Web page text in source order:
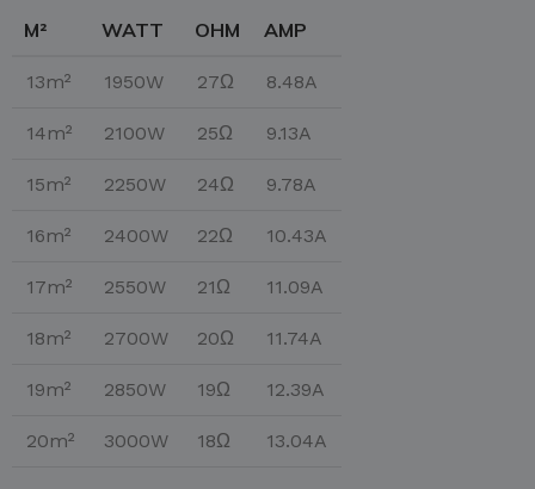
M² WATT OHM AMP
13m² 1950W 27Ω 8.48A
14m² 2100W 25Ω 9.13A
15m² 2250W 24Ω 9.78A
16m² 2400W 22Ω 10.43A
17m² 2550W 21Ω 11.09A
18m² 2700W 20Ω 11.74A
19m² 2850W 19Ω 12.39A
20m² 3000W 18Ω 13.04A